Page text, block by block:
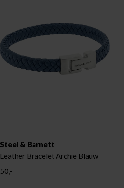
Steel & Barnett
Leather Bracelet Archie Blauw
50,-